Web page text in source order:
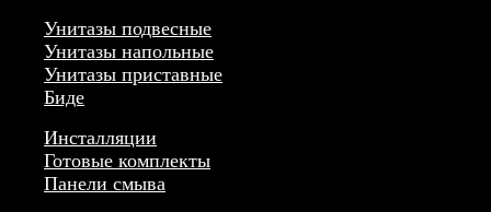
Унитазы подвесные
Унитазы напольные
Унитазы приставные
Биде
Инсталляции
Готовые комплекты
Панели смыва